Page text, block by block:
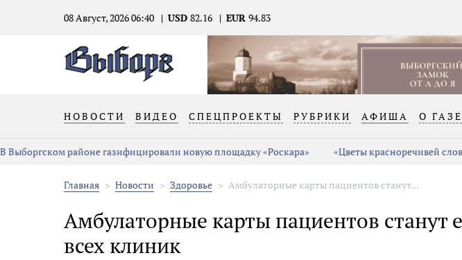
08 Август, 2026 06:40 USD 82.16 EUR 94.83
НОВОСТИ ВИДЕО СПЕЦПРОЕКТЫ РУБРИКИ АФИША О
В Выборгском районе газифицировали новую площадку «Роскара» «Цветы красноречивей
Главная Новости Здоровье Амбулаторные карты пациентов станут...
Амбулаторные карты пациентов станут
всех клиник